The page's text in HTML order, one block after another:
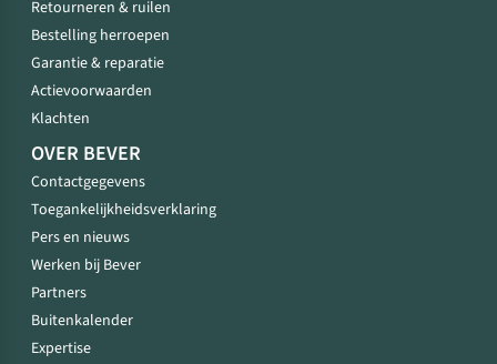
Retourneren & ruilen
Bestelling herroepen
Garantie & reparatie
Actievoorwaarden
Klachten
OVER BEVER
Contactgegevens
Toegankelijkheidsverklaring
Pers en nieuws
Werken bij Bever
Partners
Buitenkalender
Expertise